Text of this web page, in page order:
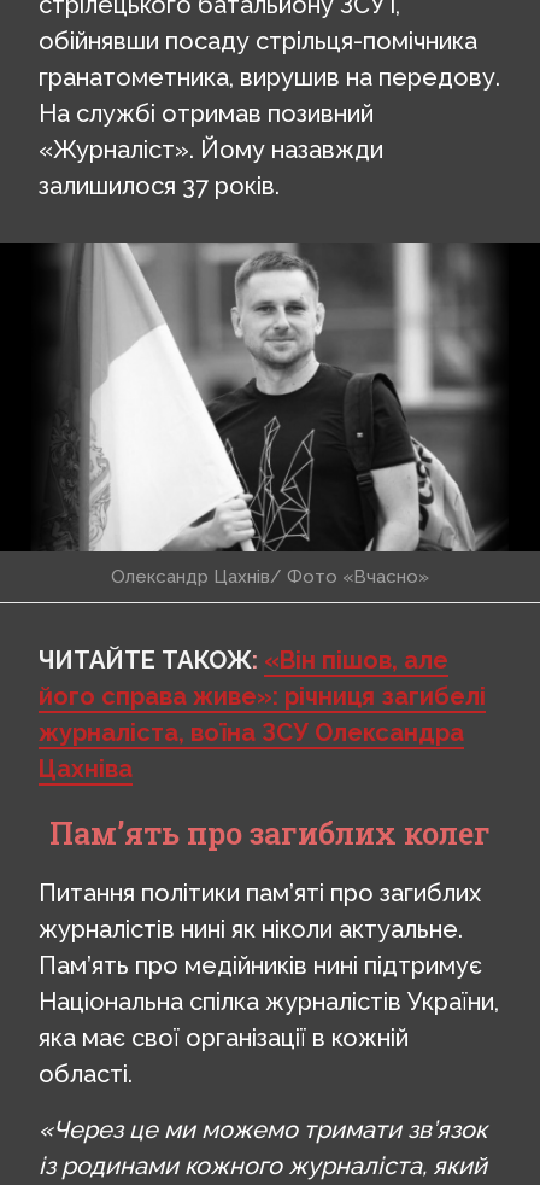
обійнявши посаду стрільця-помічника
гранатометника, вирушив на передову.
На службі отримав позивний
«Журналіст». Йому назавжди
залишилося 37 років.
Олександр Цахнів/ Фото «Вчасно»
ЧИТАЙТЕ ТАКОЖ: «Він пішов, але
його справа живе»: річниця загибелі
журналіста, воїна ЗСУ Олександра
Цахніва
Пам’ять про загиблих колег
Питання політики пам’яті про загиблих
журналістів нині як ніколи актуальне.
Пам’ять про медійників нині підтримує
Національна спілка журналістів України,
яка має свої організації в кожній
області.
«Через це ми можемо тримати зв’язок
із родинами кожного журналіста, який